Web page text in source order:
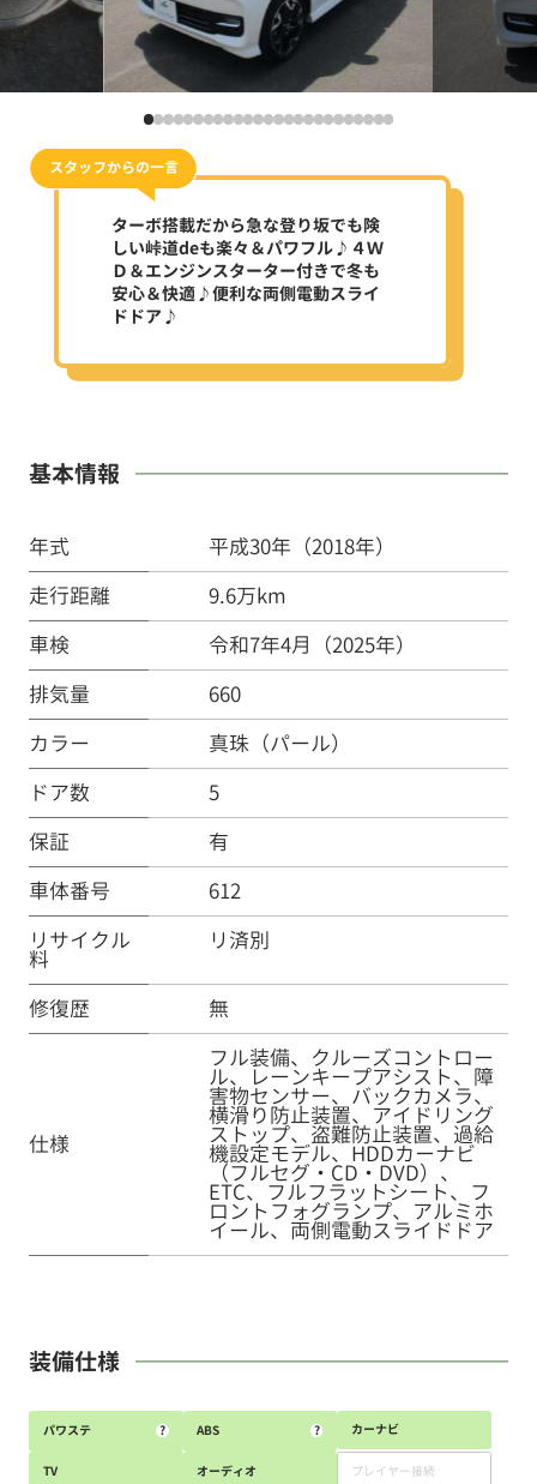
スタッフからの一言
ターボ搭載だから急な登り坂でも険
しい峠道deも楽々＆パワフル♪４Ｗ
Ｄ＆エンジンスターター付きで冬も
安心＆快適♪便利な両側電動スライ
ドドア♪
基本情報
年式
平成30年（2018年）
走行距離
9.6万km
車検
令和7年4月（2025年）
排気量
660
カラー
真珠（パール）
ドア数
5
保証
有
車体番号
612
リサイクル
料
リ済別
修復歴 無
仕様
フル装備、クルーズコントロー
ル、レーンキープアシスト、障
害物センサー、バックカメラ、
横滑り防止装置、アイドリング
ストップ、盗難防止装置、過給
機設定モデル、HDDカーナビ
（フルセグ・CD・DVD）、
ETC、フルフラットシート、フ
ロントフォグランプ、アルミホ
イール、両側電動スライドドア
装備仕様
パワステ ? ABS ? カーナビ
TV オーディオ プレイヤー接続